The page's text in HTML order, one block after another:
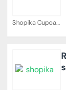
Shopika Cupoane